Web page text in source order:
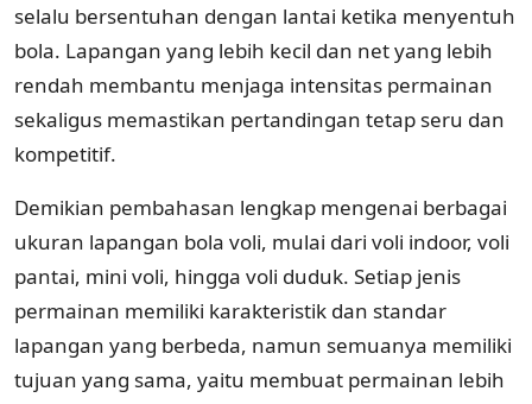
selalu bersentuhan dengan lantai ketika menyentuh
bola. Lapangan yang lebih kecil dan net yang lebih
rendah membantu menjaga intensitas permainan
sekaligus memastikan pertandingan tetap seru dan
kompetitif.
Demikian pembahasan lengkap mengenai berbagai
ukuran lapangan bola voli, mulai dari voli indoor, voli
pantai, mini voli, hingga voli duduk. Setiap jenis
permainan memiliki karakteristik dan standar
lapangan yang berbeda, namun semuanya memiliki
tujuan yang sama, yaitu membuat permainan lebih